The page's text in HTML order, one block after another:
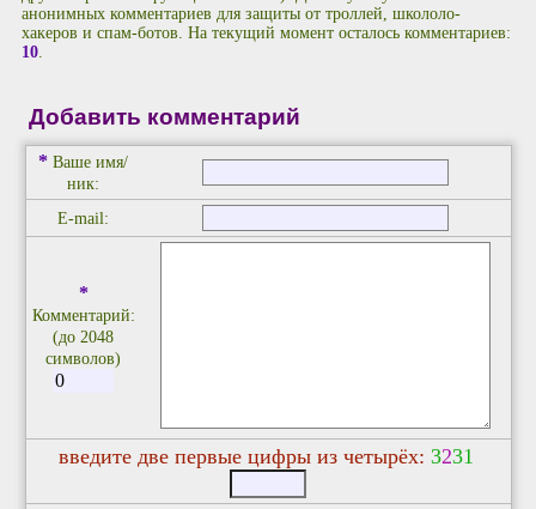
анонимных комментариев для защиты от троллей, школоло-
хакеров и спам-ботов. На текущий момент осталось комментариев:
10.
Добавить комментарий
* Ваше имя/
ник:
E-mail:
*
Комментарий:
(до 2048
символов)
введите две первые цифры из четырёх: 3231